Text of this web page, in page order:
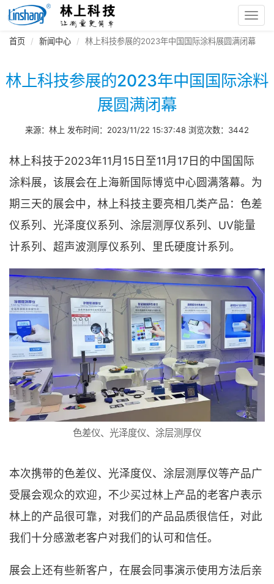
首页 新闻中心 林上科技参展的2023年中国国际涂料展圆满闭幕
林上科技参展的2023年中国国际涂料
展圆满闭幕
来源：林上 发布时间：2023/11/22 15:37:48 浏览次数：3442
林上科技于2023年11月15日至11月17日的中国国际
涂料展，该展会在上海新国际博览中心圆满落幕。为
期三天的展会中，林上科技主要亮相几类产品：色差
仪系列、光泽度仪系列、涂层测厚仪系列、UV能量
计系列、超声波测厚仪系列、里氏硬度计系列。
色差仪、光泽度仪、涂层测厚仪
本次携带的色差仪、光泽度仪、涂层测厚仪等产品广
受展会观众的欢迎，不少买过林上产品的老客户表示
林上的产品很可靠，对我们的产品品质很信任，对此
我们十分感激老客户对我们的认可和信任。
展会上还有些新客户，在展会同事演示使用方法后亲